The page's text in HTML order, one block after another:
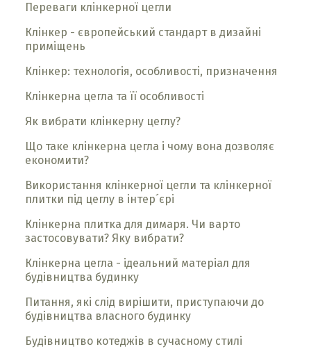
Переваги клінкерної цегли
Клінкер - європейський стандарт в дизайні
приміщень
Клінкер: технологія, особливості, призначення
Клінкерна цегла та її особливості
Як вибрати клінкерну цеглу?
Що таке клінкерна цегла і чому вона дозволяє
економити?
Використання клінкерної цегли та клінкерної
плитки під цеглу в інтер´єрі
Клінкерна плитка для димаря. Чи варто
застосовувати? Яку вибрати?
Клінкерна цегла - ідеальний матеріал для
будівництва будинку
Питання, які слід вирішити, приступаючи до
будівництва власного будинку
Будівництво котеджів в сучасному стилі